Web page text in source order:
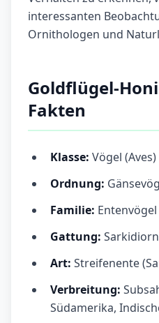
interessanten
Ornithologen und
Goldflügel-
Fakten
Klasse: Vögel (Aves)
Ordnung:
Familie:
Gattung:
Art: Streifenente
Verbreitung:
Südamerika,